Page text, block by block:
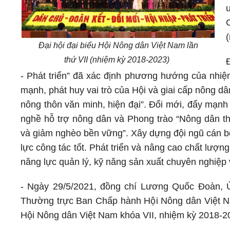
Đại hội đại biểu Hội Nông dân Việt Nam lần
thứ VII (nhiệm kỳ 2018-2023)
- Phát triển” đã xác định phương hướng của
mạnh, phát huy vai trò của Hội và giai cấp nông
nông thôn văn minh, hiện đại”. Đổi mới, đẩy
nghề hỗ trợ nông dân và Phong trào “Nông dân
và giảm nghèo bền vững”. Xây dựng đội ngũ cán
lực công tác tốt. Phát triển và nâng cao chất
năng lực quản lý, kỹ năng sản xuất chuyên
- Ngày 29/5/2021, đồng chí Lương Quốc
Thường trực Ban Chấp hành Hội Nông dân Việt
Hội Nông dân Việt Nam khóa VII, nhiệm kỳ 2018-